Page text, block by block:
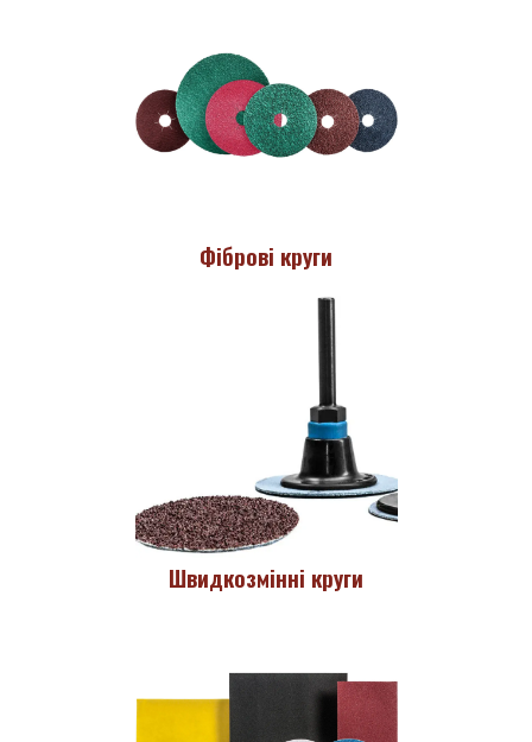
Фіброві круги
Швидкозмінні круги